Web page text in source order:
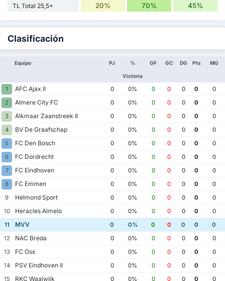
TL Total 25,5+ 20% 70% 45%
Clasificación
Equipo PJ %
Victoria
GF GC DG Pts MG
1 AFC Ajax II 0 0% 0 0 0 0
0
2
Almere City FC 0 0% 0 0 0 0
0
3
Alkmaar Zaanstreek II 0 0% 0 0 0 0
0
4
BV De Graafschap 0 0% 0 0 0 0
0
5
FC Den Bosch 0 0% 0 0 0 0
0
6
FC Dordrecht 0 0% 0 0 0 0
0
7
FC Eindhoven 0 0% 0 0 0 0
0
8
FC Emmen 0 0% 0 0 0 0
0
9
Helmond Sport 0 0% 0 0 0 0
0
10
Heracles Almelo 0 0% 0 0 0 0
0
11
MVV 0 0% 0 0 0 0
0
12
NAC Breda 0 0% 0 0 0 0
0
13
FC Oss 0 0% 0 0 0 0
0
14
PSV Eindhoven II 0 0% 0 0 0 0
0
15
RKC Waalwijk 0 0% 0 0 0 0
0